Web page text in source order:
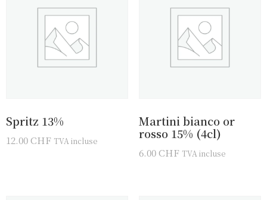
Spritz 13%
12.00CHF TVA incluse
Martini bianco or
rosso 15% (4cl)
6.00CHF TVA incluse